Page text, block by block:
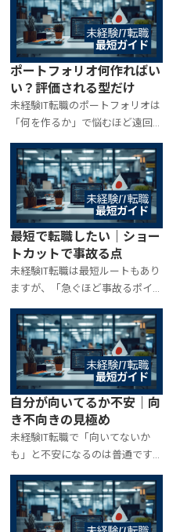
どの程度必要になるかを先に整
理して、不安を潰しながら最短で
進めます。
ポートフォリオ何作ればい
い？評価される型だけ
未経験IT転職のポートフォリオは
「何を作るか」で悩むほど遠回
りになります。評価されるのは作
品の派手さより“仕事っぽさ”。職
種別に、最短で評価されやすい
ポートフォリオの型と作り方を
固定します。
最短で転職したい｜ショー
トカットで事故る点
未経験IT転職は最短ルートもあり
ますが、「急ぐほど事故るポイ
ント」も決まっています。ショー
トカットで失敗しやすい典型パ
ターンを先に潰し、最短でも崩
れない進め方（職種選び・応
募・学習の配分）を整理します。
自分が向いてるか不安｜向
き不向きの見極め
未経験IT転職で「向いてないか
も」と不安になるのは普通です。
重要なのは才能の有無ではな
く、職種ごとの“向き”を構造で分
解して、入口を間違えないこと。
向き不向きを短時間で見極める